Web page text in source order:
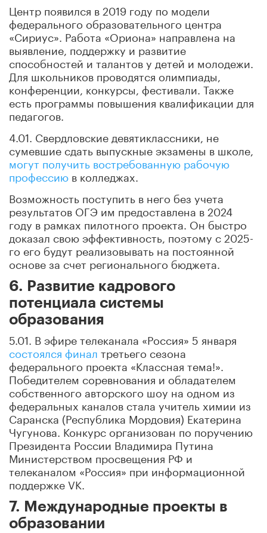
Центр появился в 2019 году по модели
федерального образовательного центра
«Сириус». Работа «Ориона» направлена на
выявление, поддержку и развитие
способностей и талантов у детей и молодежи.
Для школьников проводятся олимпиады,
конференции, конкурсы, фестивали. Также
есть программы повышения квалификации для
педагогов.
4.01. Свердловские девятиклассники, не
сумевшие сдать выпускные экзамены в школе,
могут получить востребованную рабочую
профессию в колледжах.
Возможность поступить в него без учета
результатов ОГЭ им предоставлена в 2024
году в рамках пилотного проекта. Он быстро
доказал свою эффективность, поэтому с 2025-
го его будут реализовывать на постоянной
основе за счет регионального бюджета.
6. Развитие кадрового
потенциала системы
образования
5.01. В эфире телеканала «Россия» 5 января
состоялся финал третьего сезона
федерального проекта «Классная тема!».
Победителем соревнования и обладателем
собственного авторского шоу на одном из
федеральных каналов стала учитель химии из
Саранска (Республика Мордовия) Екатерина
Чугунова. Конкурс организован по поручению
Президента России Владимира Путина
Министерством просвещения РФ и
телеканалом «Россия» при информационной
поддержке VK.
7. Международные проекты в
образовании